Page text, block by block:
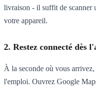
livraison - il suffit de scanner
votre appareil.
2. Restez connecté dès
À la seconde où vous
l'emploi. Ouvrez Google